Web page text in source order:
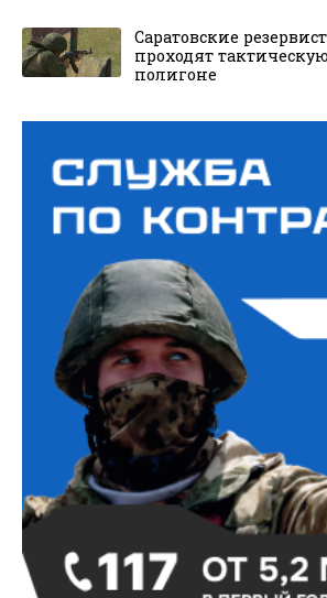
Саратовские
проходят
полигоне